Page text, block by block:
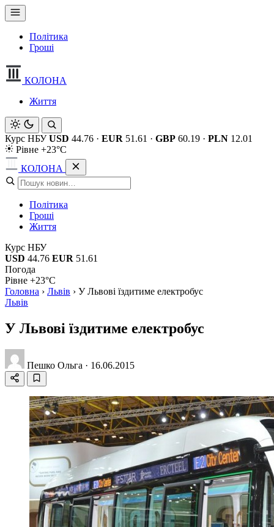
Політика
Гроші
КОЛОНА
Життя
Курс НБУ USD 44.76 · EUR 51.61 · GBP 60.19 · PLN 12.01
Рівне +23°C
КОЛОНА
Політика
Гроші
Життя
Курс НБУ
USD 44.76 EUR 51.61
Погода
Рівне +23°C
Головна › Львів › У Львові їздитиме електробус
Львів
У Львові їздитиме електробус
Пешко Ольга · 16.06.2015